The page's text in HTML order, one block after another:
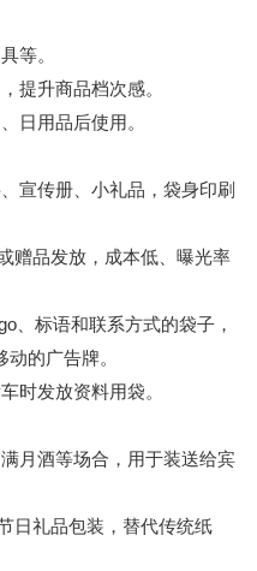
等。
提升商品档次感。
日用品后使用。
宣传册、小礼品，袋身印刷
赠品发放，成本低、曝光率
、标语和联系方式的袋子，
的广告牌。
时发放资料用袋。
月酒等场合，用于装送给宾
日礼品包装，替代传统纸